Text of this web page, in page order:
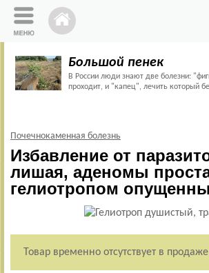
Большой пенек
В России люди знают две болезни:
проходит, и "капец", лечить который
Почечнокаменная болезнь
Избавление от
лишая, аденомы
гелиотропом
Товар временно отсутствует в продаже